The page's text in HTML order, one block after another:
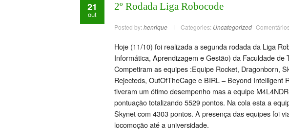
21
out
2º Rodada Liga Robocode
Posted by: henrique Categories: Uncategorized
Hoje (11/10) foi realizada a segunda rodada da Liga
Informática, Aprendizagem e Gestão) da Faculdade de
Competiram as equipes :Equipe Rocket, Dragonborn,
Rejecteds, OutOfTheCage e BIRL – Beyond Intelligent
tiveram um ótimo desempenho mas a equipe
pontuação totalizando 5529 pontos. Na cola esta a
Skynet com 4303 pontos. A presença das equipes foi
locomoção até a universidade.